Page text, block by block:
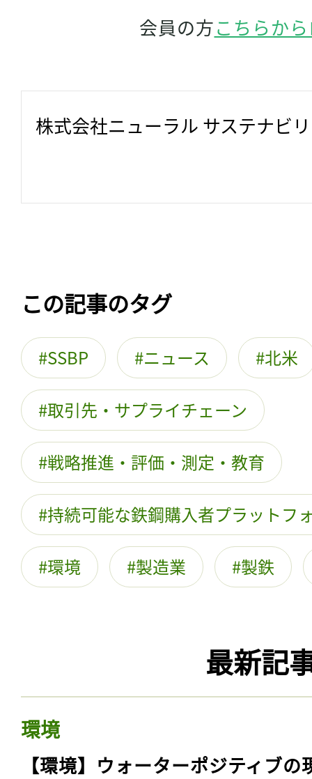
会員の方こちらか
株式会社ニューラル サステナビ
この記事のタグ
SSBP ニュース 北米
取引先・サプライチェーン
戦略推進・評価・測定・教育
持続可能な鉄鋼購入者プラットフ
環境 製造業 製鉄
最新記
環境
【環境】ウォーターポジティブの